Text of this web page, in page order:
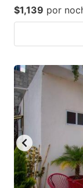
$1,139 por